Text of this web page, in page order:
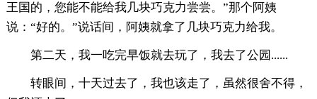
王国的，您能不能给我几块巧克力尝尝。”那个阿姨
说：“好的。”说话间，阿姨就拿了几块巧克力给我。
第二天，我一吃完早饭就去玩了，我去了公园......
转眼间，十天过去了，我也该走了，虽然很舍不得，